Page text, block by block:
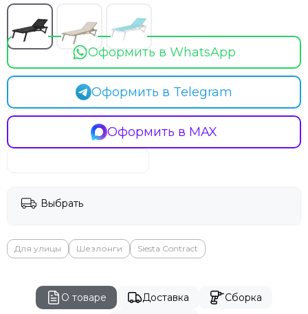
Оформить в WhatsApp
Оформить в Telegram
Оформить в MAX
Выбрать
Для улицы Шезлонги Siesta Contract
О товаре Доставка
Сборка